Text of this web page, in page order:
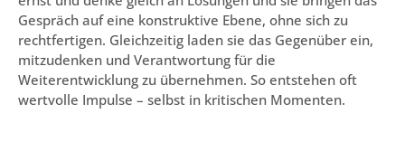
Gespräch auf eine konstruktive Ebene, ohne sich zu
rechtfertigen. Gleichzeitig laden sie das Gegenüber ein,
mitzudenken und Verantwortung für die
Weiterentwicklung zu übernehmen. So entstehen oft
wertvolle Impulse – selbst in kritischen Momenten.